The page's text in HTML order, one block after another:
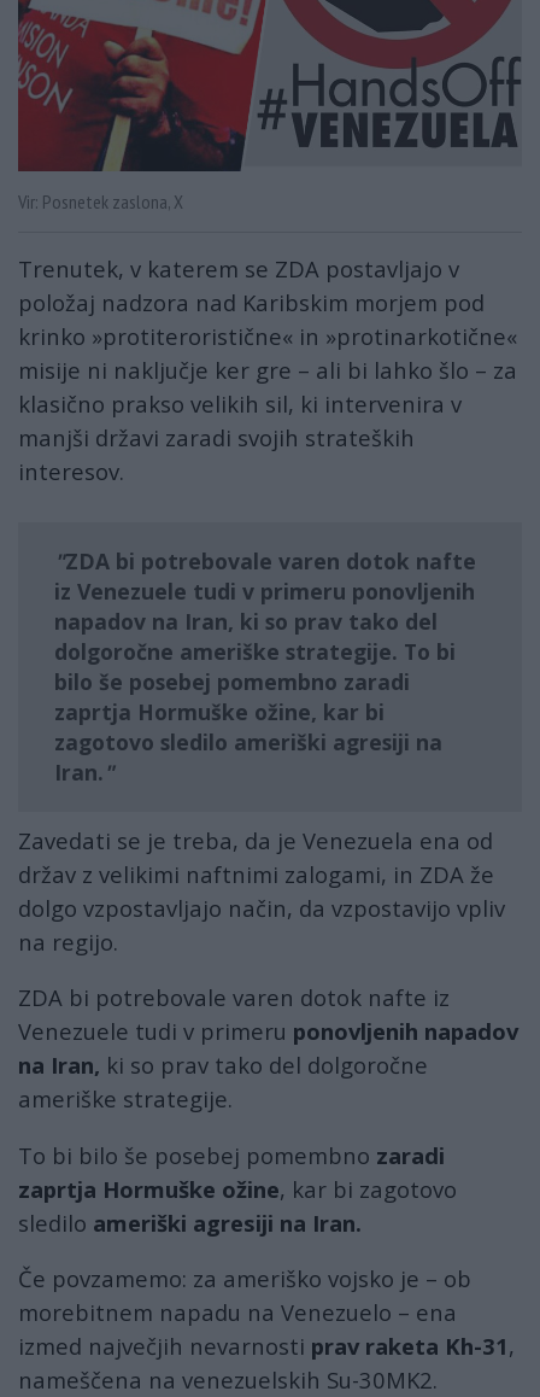
Vir: Posnetek zaslona, X
Trenutek, v katerem se ZDA postavljajo v
položaj nadzora nad Karibskim morjem pod
krinko »protiteroristične« in »protinarkotične«
misije ni naključje ker gre – ali bi lahko šlo – za
klasično prakso velikih sil, ki intervenira v
manjši državi zaradi svojih strateških
interesov.
ZDA bi potrebovale varen dotok nafte
iz Venezuele tudi v primeru ponovljenih
napadov na Iran, ki so prav tako del
dolgoročne ameriške strategije. To bi
bilo še posebej pomembno zaradi
zaprtja Hormuške ožine, kar bi
zagotovo sledilo ameriški agresiji na
Iran.
Zavedati se je treba, da je Venezuela ena od
držav z velikimi naftnimi zalogami, in ZDA že
dolgo vzpostavljajo način, da vzpostavijo vpliv
na regijo.
ZDA bi potrebovale varen dotok nafte iz
Venezuele tudi v primeru ponovljenih napadov
na Iran, ki so prav tako del dolgoročne
ameriške strategije.
To bi bilo še posebej pomembno zaradi
zaprtja Hormuške ožine, kar bi zagotovo
sledilo ameriški agresiji na Iran.
Če povzamemo: za ameriško vojsko je – ob
morebitnem napadu na Venezuelo – ena
izmed največjih nevarnosti prav raketa Kh-31,
nameščena na venezuelskih Su-30MK2.